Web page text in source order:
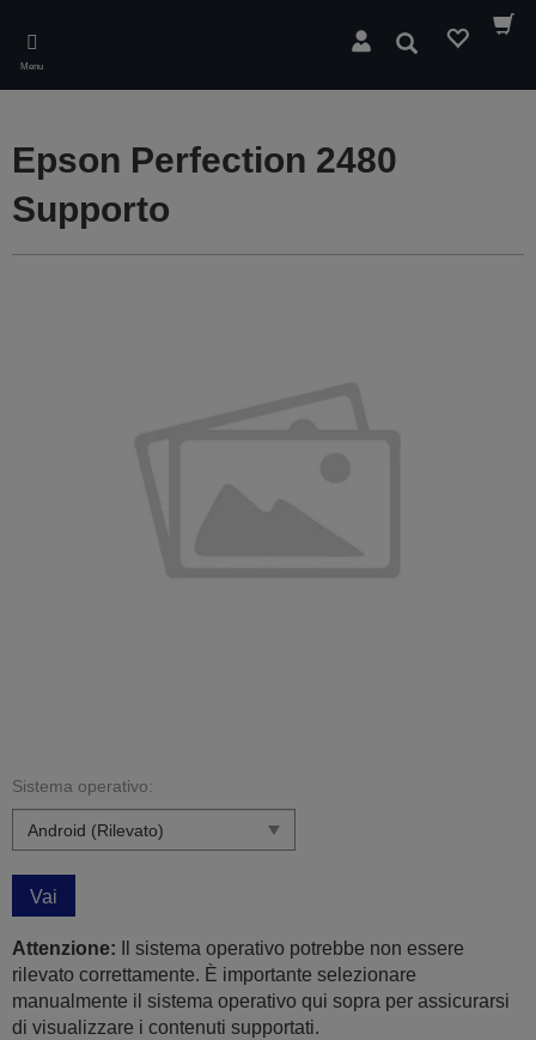
main
content
Menu
Cerca
Epson Perfection 2480
Supporto
Sistema operativo:
Vai
Attenzione: Il sistema operativo potrebbe non essere
rilevato correttamente. È importante selezionare
manualmente il sistema operativo qui sopra per assicurarsi
di visualizzare i contenuti supportati.